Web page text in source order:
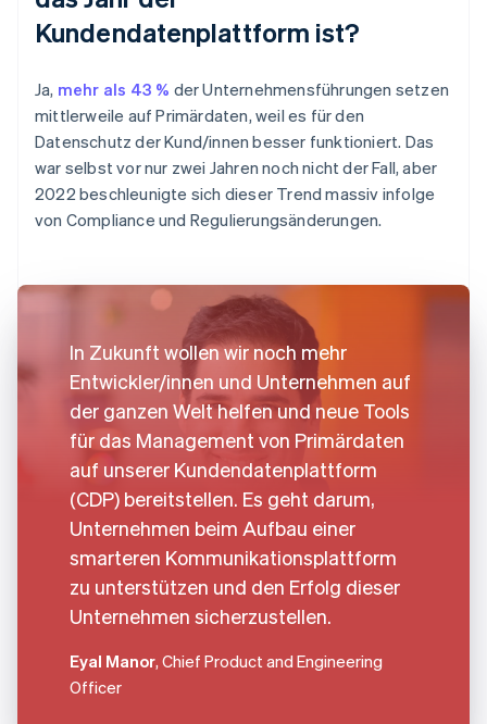
Kundendatenplattform ist?
Ja, mehr als 43 % der Unternehmensführungen setzen
mittlerweile auf Primärdaten, weil es für den
Datenschutz der Kund/innen besser funktioniert. Das
war selbst vor nur zwei Jahren noch nicht der Fall, aber
2022 beschleunigte sich dieser Trend massiv infolge
von Compliance und Regulierungsänderungen.
In Zukunft wollen wir noch mehr
Entwickler/innen und Unternehmen auf
der ganzen Welt helfen und neue Tools
für das Management von Primärdaten
auf unserer Kundendatenplattform
(CDP) bereitstellen. Es geht darum,
Unternehmen beim Aufbau einer
smarteren Kommunikationsplattform
zu unterstützen und den Erfolg dieser
Unternehmen sicherzustellen.
Eyal Manor, Chief Product and Engineering
Officer